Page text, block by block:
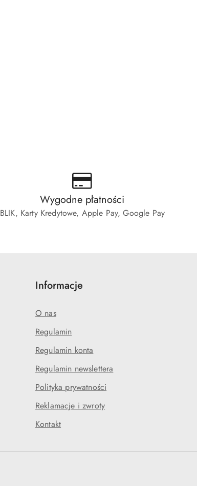
Wygodne płatności
BLIK, Karty Kredytowe, Apple Pay, Google Pay
Informacje
O nas
Regulamin
Regulamin konta
Regulamin newslettera
Polityka prywatności
Reklamacje i zwroty
Kontakt